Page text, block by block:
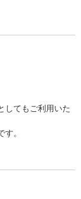
してもご利用いた
。